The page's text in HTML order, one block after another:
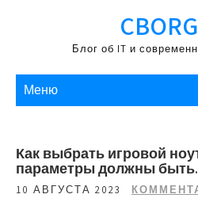
содержимомуБлог об IT и
Меню
Как выбрать игровой
параметры должны быть.
10 АВГУСТА 2023